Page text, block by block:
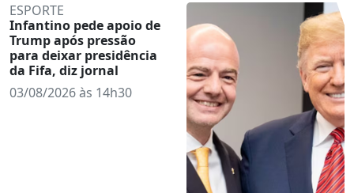
ESPORTE
Infantino pede apoio de
Trump após pressão
para deixar presidência
da Fifa, diz jornal
03/08/2026 às 14h30